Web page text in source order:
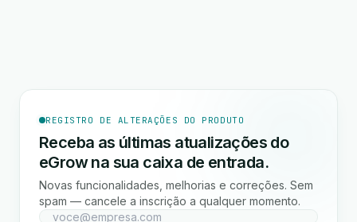
REGISTRO DE ALTERAÇÕES DO PRODUTO
Receba as últimas atualizações do
eGrow na sua caixa de entrada.
Novas funcionalidades, melhorias e correções. Sem
spam — cancele a inscrição a qualquer momento.